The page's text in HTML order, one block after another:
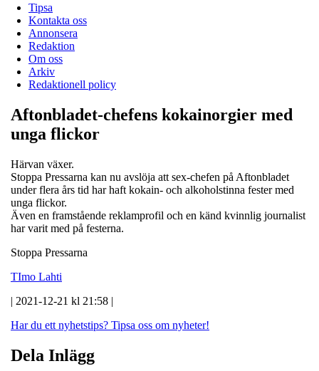
Tipsa
Kontakta oss
Annonsera
Redaktion
Om oss
Arkiv
Redaktionell policy
Aftonbladet-chefens kokainorgier med
unga flickor
Härvan växer.
Stoppa Pressarna kan nu avslöja att sex-chefen på Aftonbladet
under flera års tid har haft kokain- och alkoholstinna fester med
unga flickor.
Även en framstående reklamprofil och en känd kvinnlig journalist
har varit med på festerna.
Stoppa Pressarna
TImo Lahti
| 2021-12-21 kl 21:58 |
Har du ett nyhetstips? Tipsa oss om nyheter!
Dela Inlägg